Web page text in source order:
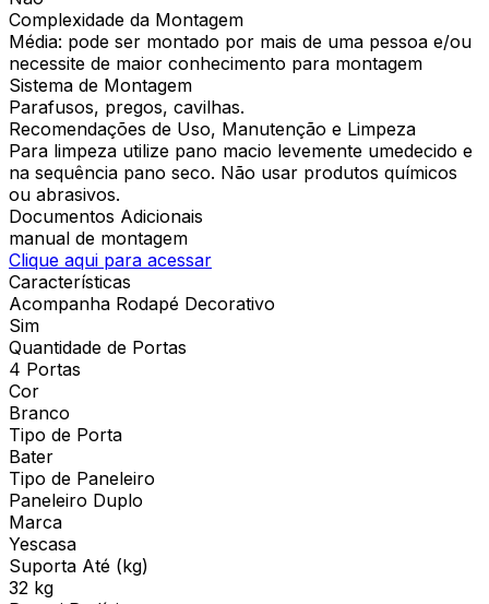
Complexidade da Montagem
Média: pode ser montado por mais de uma pessoa e/ou
necessite de maior conhecimento para montagem
Sistema de Montagem
Parafusos, pregos, cavilhas.
Recomendações de Uso, Manutenção e Limpeza
Para limpeza utilize pano macio levemente umedecido e
na sequência pano seco. Não usar produtos químicos
ou abrasivos.
Documentos Adicionais
manual de montagem
Clique aqui para acessar
Características
Acompanha Rodapé Decorativo
Sim
Quantidade de Portas
4 Portas
Cor
Branco
Tipo de Porta
Bater
Tipo de Paneleiro
Paneleiro Duplo
Marca
Yescasa
Suporta Até (kg)
32 kg